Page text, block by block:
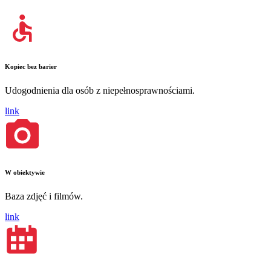
Kopiec bez barier
Udogodnienia dla osób z niepełnosprawnościami.
link
W obiektywie
Baza zdjęć i filmów.
link